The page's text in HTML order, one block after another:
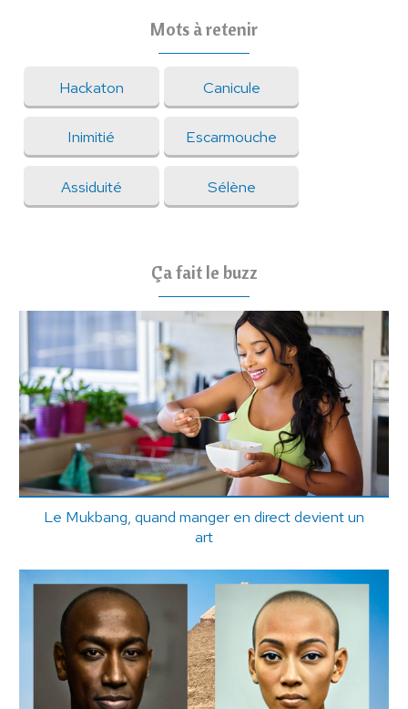
Mots à retenir
Hackaton Canicule
Inimitié Escarmouche
Assiduité Sélène
Ça fait le buzz
Le Mukbang, quand manger en direct devient un
art